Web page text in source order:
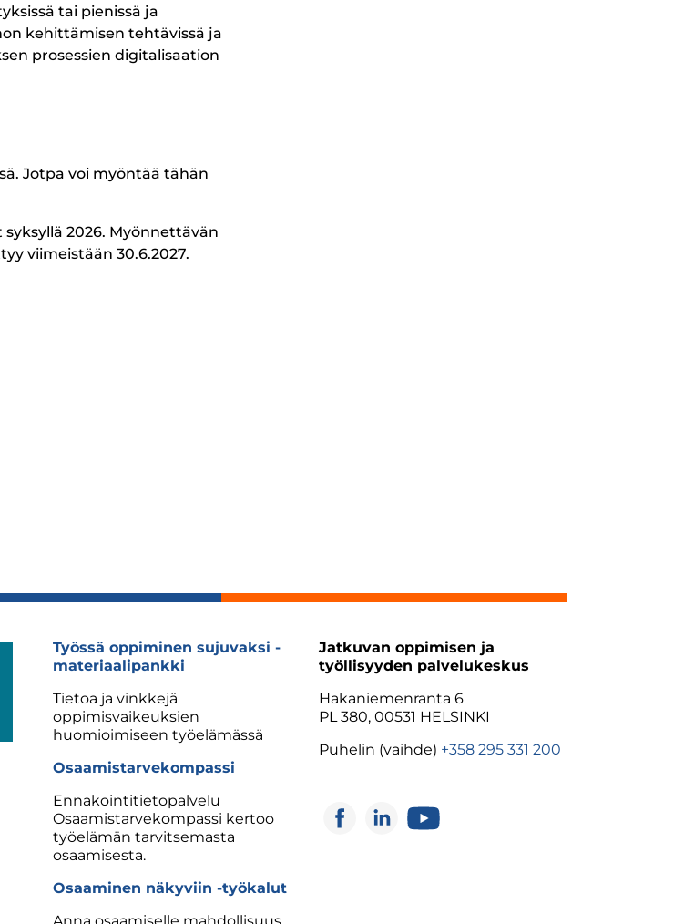
tai pienissä ja
kehittämisen tehtävissä ja
prosessien digitalisaation
Jotpa voi myöntää tähän
2026. Myönnettävän
viimeistään 30.6.2027.
Työssä oppiminen sujuvaksi -
materiaalipankki
Tietoa ja vinkkejä
oppimisvaikeuksien
huomioimiseen työelämässä
Osaamistarvekompassi
Ennakointitietopalvelu
Osaamistarvekompassi kertoo
työelämän tarvitsemasta
osaamisesta.
Osaaminen näkyviin -työkalut
Jatkuvan oppimisen ja
työllisyyden palvelukeskus
Hakaniemenranta 6
PL 380, 00531 HELSINKI
Puhelin (vaihde) +358 295 331 200